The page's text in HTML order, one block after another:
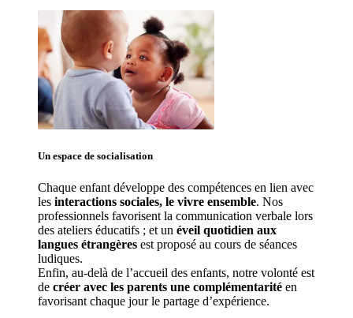
Un espace de socialisation
Chaque enfant développe des compétences en lien avec
les interactions sociales, le vivre ensemble. Nos
professionnels favorisent la communication verbale lors
des ateliers éducatifs ; et un éveil quotidien aux
langues étrangères est proposé au cours de séances
ludiques.
Enfin, au-delà de l’accueil des enfants, notre volonté est
de créer avec les parents une complémentarité en
favorisant chaque jour le partage d’expérience.